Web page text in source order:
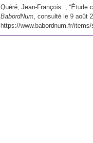
Quéré, Jean-François. , “Étude
BabordNum, consulté le 9 août
https://www.babordnum.fr/